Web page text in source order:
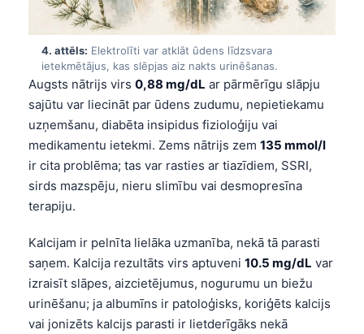
4. attēls: Elektrolīti var atklāt ūdens līdzsvara
ietekmētājus, kas slēpjas aiz nakts urinēšanas.
Augsts nātrijs virs 0,88 mg/dL ar pārmērīgu slāpju
sajūtu var liecināt par ūdens zudumu, nepietiekamu
uzņemšanu, diabēta insipidus fizioloģiju vai
medikamentu ietekmi. Zems nātrijs zem 135 mmol/l
ir cita problēma; tas var rasties ar tiazīdiem, SSRI,
sirds mazspēju, nieru slimību vai desmopresīna
terapiju.
Kalcijam ir pelnīta lielāka uzmanība, nekā tā parasti
saņem. Kalcija rezultāts virs aptuveni 10.5 mg/dL var
izraisīt slāpes, aizcietējumus, nogurumu un biežu
urinēšanu; ja albumīns ir patoloģisks, koriģēts kalcijs
vai jonizēts kalcijs parasti ir lietderīgāks nekā